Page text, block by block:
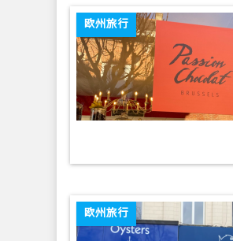
欧州旅行
欧州旅行